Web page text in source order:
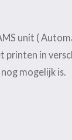
unit (
printen in
mogelijk is.